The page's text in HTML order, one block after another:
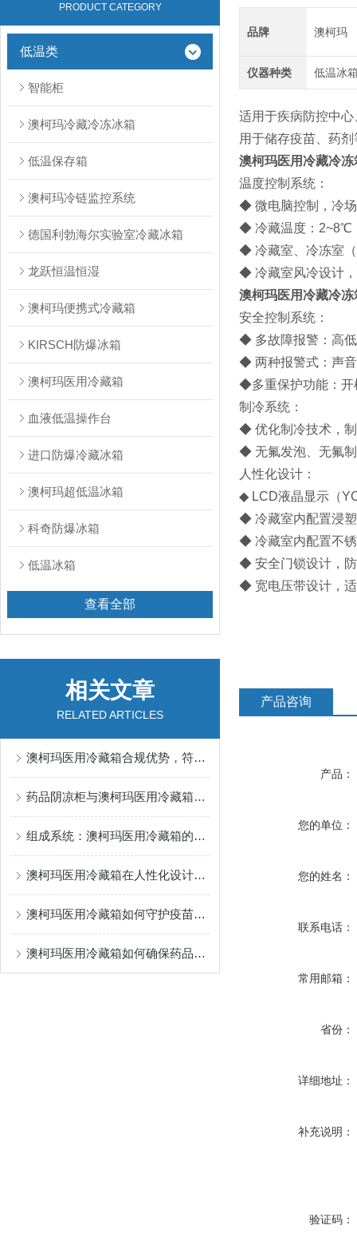
PRODUCT CATEGORY
低温类
智能柜
澳柯玛冷藏冷冻冰箱
低温保存箱
澳柯玛冷链监控系统
德国利勃海尔实验室冷藏冰箱
龙跃恒温恒湿
澳柯玛便携式冷藏箱
KIRSCH防爆冰箱
澳柯玛医用冷藏箱
血液低温操作台
进口防爆冷藏冰箱
澳柯玛超低温冰箱
科奇防爆冰箱
低温冰箱
查看全部
相关文章
RELATED ARTICLES
澳柯玛医用冷藏箱合规优势，符合 GSP 医药冷链存储标准
药品阴凉柜与澳柯玛医用冷藏箱的标准差异
组成系统：澳柯玛医用冷藏箱的整体架构解析
澳柯玛医用冷藏箱在人性化设计方面的创新
澳柯玛医用冷藏箱如何守护疫苗与试剂的绝对安全？
澳柯玛医用冷藏箱如何确保药品存储的高效性与安全性
品牌 澳柯玛
仪器种类 低温冰
适用于疾病防控中
用于储存疫苗、药剂
澳柯玛医用冷藏冷
温度控制系统：
◆ 微电脑控制，冷
◆ 冷藏温度：2~8℃
◆ 冷藏室、冷冻室
◆ 冷藏室风冷设计
澳柯玛医用冷藏冷
安全控制系统：
◆ 多故障报警：高
◆ 两种报警式：声
◆多重保护功能：开
制冷系统：
◆ 优化制冷技术，
◆ 无氟发泡、无氟
人性化设计：
◆ LCD液晶显示（
◆ 冷藏室内配置浸
◆ 冷藏室内配置不
◆ 安全门锁设计，
◆ 宽电压带设计，
产品咨询
产品：
您的单位：
您的姓名：
联系电话：
常用邮箱：
省份：
详细地址：
补充说明：
验证码：